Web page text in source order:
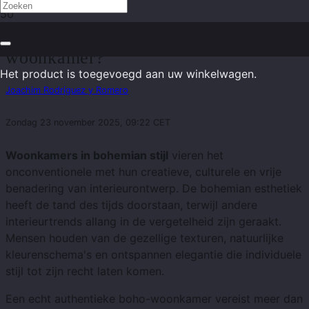
Het product is toegevoegd aan uw winkelwagen.
woonkamer?
Joachim Rodriguez y Romero
Zondag 23 november 2025, 09:22 CET
Woonkamers in bohemian stijl vieren het
onconventionele met hun creatieve, culturele en vrije
benadering van interieurontwerp. De bohemian esthetiek
heeft de tand des tijds doorstaan, terwijl andere
interieurtrends allang in de vergetelheid zijn geraakt.
Mensen houden van de gezellige texturen, natuurlijke
kleurenschema's en ontspannen elegantie die individuele
stijl tot zijn recht laten komen.
Een echt authentieke boho-woonkamer vereist meer dan